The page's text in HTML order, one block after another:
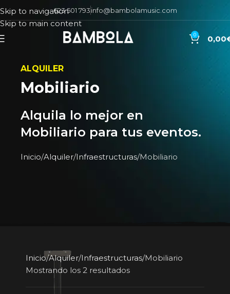
Skip to navigation
Skip to main content
623 501 793info@bambolamusic.com
0 0,00
ALQUILER
Mobiliario
Alquila lo mejor en
Mobiliario para tus eventos.
Inicio Alquiler Infraestructuras Mobiliario
Inicio Alquiler Infraestructuras Mobiliario
Mostrando los 2 resultados